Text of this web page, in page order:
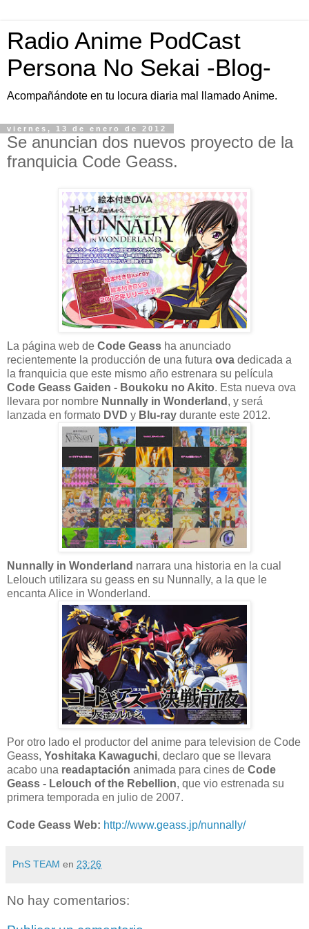
Radio Anime PodCast
Persona No Sekai -Blog-
Acompañándote en tu locura diaria mal llamado Anime.
viernes, 13 de enero de 2012
Se anuncian dos nuevos proyecto de la
franquicia Code Geass.
La página web de Code Geass ha anunciado
recientemente la producción de una futura ova dedicada a
la franquicia que este mismo año estrenara su película
Code Geass Gaiden - Boukoku no Akito. Esta nueva ova
llevara por nombre Nunnally in Wonderland , y será
lanzada en formato DVD y Blu-ray durante este 2012.
Nunnally in Wonderland narrara una historia en la cual
Lelouch utilizara su geass en su Nunnally, a la que le
encanta Alice in Wonderland.
Por otro lado el productor del anime para television de Code
Geass, Yoshitaka Kawaguchi, declaro que se llevara
acabo una readaptación animada para cines de Code
Geass - Lelouch of the Rebellion, que vio estrenada su
primera temporada en julio de 2007.
Code Geass Web: http://www.geass.jp/nunnally/
PnS TEAM en 23:26
No hay comentarios: